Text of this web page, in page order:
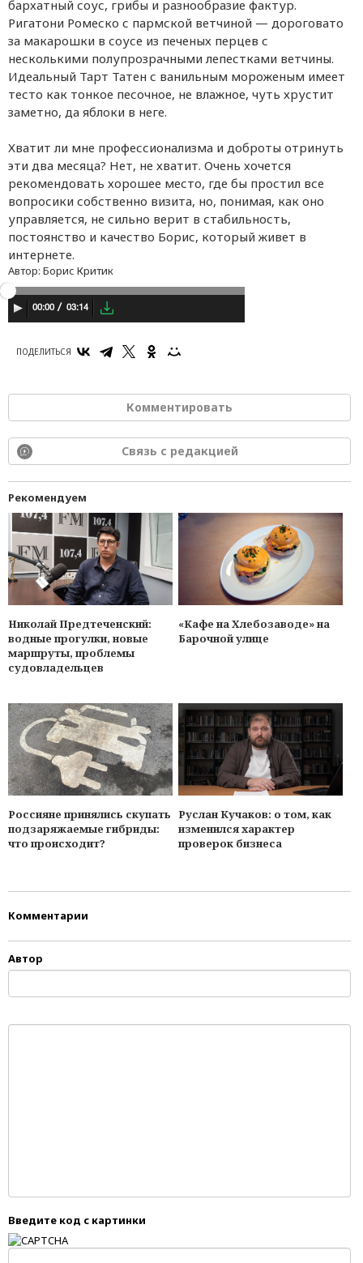
бархатный соус, грибы и разнообразие фактур.
Ригатони Ромеско с пармской ветчиной — дороговато
за макарошки в соусе из печеных перцев с
несколькими полупрозрачными лепестками ветчины.
Идеальный Тарт Татен с ванильным мороженым имеет
тесто как тонкое песочное, не влажное, чуть хрустит
заметно, да яблоки в неге.
Хватит ли мне профессионализма и доброты отринуть
эти два месяца? Нет, не хватит. Очень хочется
рекомендовать хорошее место, где бы простил все
вопросики собственно визита, но, понимая, как оно
управляется, не сильно верит в стабильность,
постоянство и качество Борис, который живет в
интернете.
Автор: Борис Критик
00:00 03:14
ПОДЕЛИТЬСЯ
Комментировать
Связь с редакцией
Рекомендуем
Николай Предтеченский:
водные прогулки, новые
маршруты, проблемы
судовладельцев
«Кафе на Хлебозаводе» на
Барочной улице
Россияне принялись скупать
подзаряжаемые гибриды:
что происходит?
Руслан Кучаков: о том, как
изменился характер
проверок бизнеса
Комментарии
Автор
Введите код с картинки